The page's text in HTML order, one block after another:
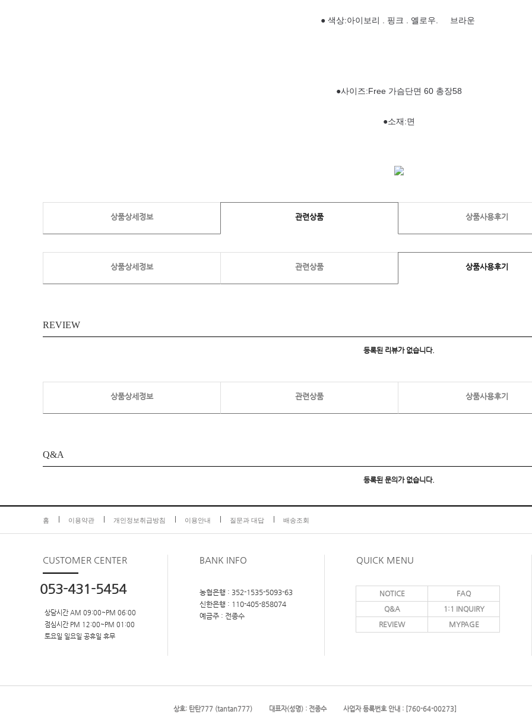
● 색상:아이보리 . 핑크 . 옐로우. 브라운
●사이즈:Free 가슴단면 60 총장58
●소재:면
상품상세정보 관련상품 상품사용후기
상품상세정보 관련상품 상품사용후기
REVIEW
등록된 리뷰가 없습니다.
상품상세정보 관련상품 상품사용후기
Q&A
등록된 문의가 없습니다.
홈 이용약관 개인정보취급방침 이용안내 질문과 대답 배송조회
CUSTOMER CENTER
053-431-5454
상담시간 AM 09:00~PM 06:00
점심시간 PM 12:00~PM 01:00
토요일 일요일 공휴일 휴무
BANK INFO
농협은행 : 352-1535-5093-63
신한은행 : 110-405-858074
예금주 : 전종수
QUICK MENU
NOTICE
FAQ
Q&A
1:1 INQUIRY
REVIEW
MYPAGE
상호: 탄탄777 (tantan777) 대표자(성명) : 전종수 사업자 등록번호 안내 : [760-64-00273]